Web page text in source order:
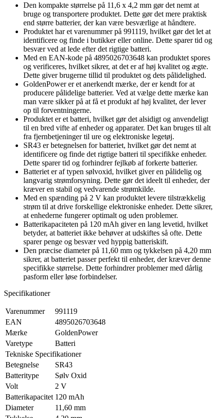
Den kompakte størrelse på 11,6 x 4,2 mm gør det nemt at
bruge og transportere produktet. Dette gør det mere praktisk
end større batterier, der kan være besværlige at håndtere.
Produktet har et varenummer på 991119, hvilket gør det let at
identificere og finde i butikker eller online. Dette sparer tid og
besvær ved at lede efter det rigtige batteri.
Med en EAN-kode på 4895026703648 kan produktet spores
og verificeres, hvilket sikrer, at det er af høj kvalitet og ægte.
Dette giver brugerne tillid til produktet og dets pålidelighed.
GoldenPower er et anerkendt mærke, der er kendt for at
producere pålidelige batterier. Ved at vælge dette mærke kan
man være sikker på at få et produkt af høj kvalitet, der lever
op til forventningerne.
Produktet er et batteri, hvilket gør det alsidigt og anvendeligt
til en bred vifte af enheder og apparater. Det kan bruges til alt
fra fjernbetjeninger til ure og elektroniske legetøj.
SR43 er betegnelsen for batteriet, hvilket gør det nemt at
identificere og finde det rigtige batteri til specifikke enheder.
Dette sparer tid og forhindrer fejlkøb af forkerte batterier.
Batteriet er af typen sølvoxid, hvilket giver en pålidelig og
langvarig strømforsyning. Dette gør det ideelt til enheder, der
kræver en stabil og vedvarende strømkilde.
Med en spænding på 2 V kan produktet levere tilstrækkelig
strøm til at drive forskellige elektroniske enheder. Dette sikrer,
at enhederne fungerer optimalt og uden problemer.
Batterikapaciteten på 120 mAh giver en lang levetid, hvilket
betyder, at batteriet ikke behøver at udskiftes så ofte. Dette
sparer penge og besvær ved hyppig batteriskift.
Den præcise diameter på 11,60 mm og tykkelsen på 4,20 mm
sikrer, at batteriet passer perfekt til enheder, der kræver denne
specifikke størrelse. Dette forhindrer problemer med dårlig
pasform eller løse forbindelser.
Specifikationer
Varenummer
991119
EAN
4895026703648
Mærke
GoldenPower
Varetype
Batteri
Tekniske Specifikationer
Betegnelse
SR43
Batteritype
Sølv Oxid
Volt
2 V
Batterikapacitet 120 mAh
Diameter
11,60 mm